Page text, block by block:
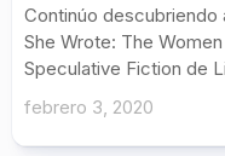
Continúo descubriendo
She Wrote: The
Speculative Fiction de
febrero 3, 2020